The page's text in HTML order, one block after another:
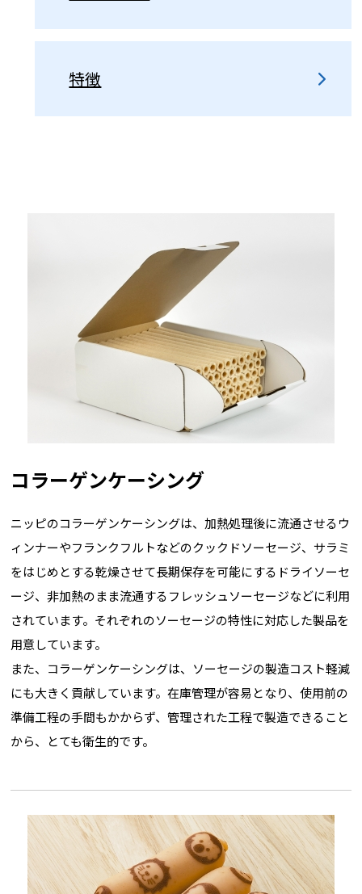
特徴
コラーゲンケーシング
ニッピのコラーゲンケーシングは、加熱処理後に流通させるウ
ィンナーやフランクフルトなどのクックドソーセージ、サラミ
をはじめとする乾燥させて長期保存を可能にするドライソーセ
ージ、非加熱のまま流通するフレッシュソーセージなどに利用
されています。それぞれのソーセージの特性に対応した製品を
用意しています。
また、コラーゲンケーシングは、ソーセージの製造コスト軽減
にも大きく貢献しています。在庫管理が容易となり、使用前の
準備工程の手間もかからず、管理された工程で製造できること
から、とても衛生的です。